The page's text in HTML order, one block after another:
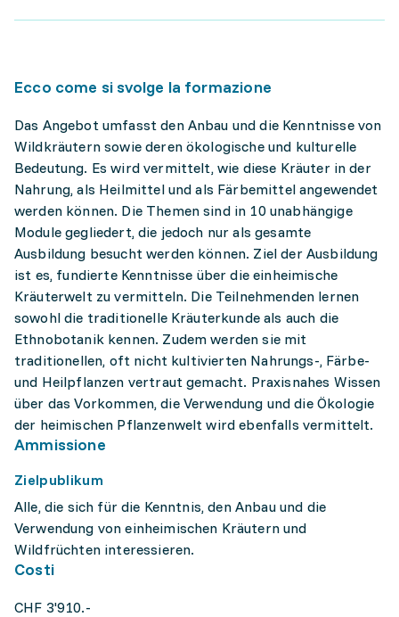
Ecco come si svolge la formazione
Das Angebot umfasst den Anbau und die Kenntnisse von
Wildkräutern sowie deren ökologische und kulturelle
Bedeutung. Es wird vermittelt, wie diese Kräuter in der
Nahrung, als Heilmittel und als Färbemittel angewendet
werden können. Die Themen sind in 10 unabhängige
Module gegliedert, die jedoch nur als gesamte
Ausbildung besucht werden können. Ziel der Ausbildung
ist es, fundierte Kenntnisse über die einheimische
Kräuterwelt zu vermitteln. Die Teilnehmenden lernen
sowohl die traditionelle Kräuterkunde als auch die
Ethnobotanik kennen. Zudem werden sie mit
traditionellen, oft nicht kultivierten Nahrungs-, Färbe-
und Heilpflanzen vertraut gemacht. Praxisnahes Wissen
über das Vorkommen, die Verwendung und die Ökologie
der heimischen Pflanzenwelt wird ebenfalls vermittelt.
Ammissione
Zielpublikum
Alle, die sich für die Kenntnis, den Anbau und die
Verwendung von einheimischen Kräutern und
Wildfrüchten interessieren.
Costi
CHF 3'910.-